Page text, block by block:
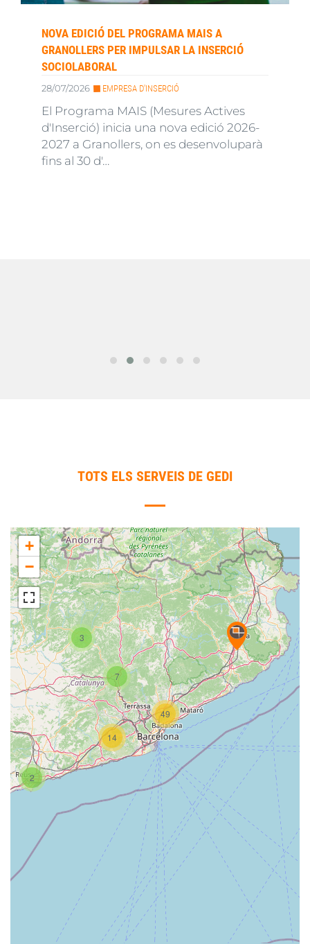
NOVA EDICIÓ DEL PROGRAMA MAIS A
GRANOLLERS PER IMPULSAR LA INSERCIÓ
SOCIOLABORAL
28/07/2026 EMPRESA D'INSERCIÓ
El Programa MAIS (Mesures Actives
d'Inserció) inicia una nova edició 2026-
2027 a Granollers, on es desenvoluparà
fins al 30 d'…
TOTS ELS SERVEIS DE GEDI
2
3
7
14
49
+
−